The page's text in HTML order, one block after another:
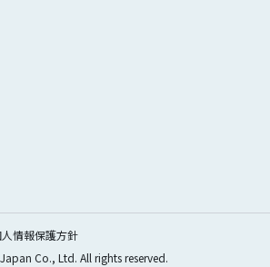
情報保護方針
Co., Ltd. All rights reserved.